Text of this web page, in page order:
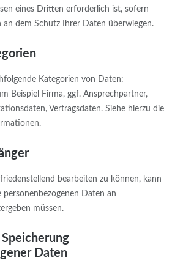
eines Dritten erforderlich ist, sofern
an dem Schutz Ihrer Daten überwiegen.
Kategorien von Daten:
Beispiel Firma, ggf. Ansprechpartner,
Vertragsdaten. Siehe hierzu die
bearbeiten zu können, kann
personenbezogenen Daten an
müssen.
Daten